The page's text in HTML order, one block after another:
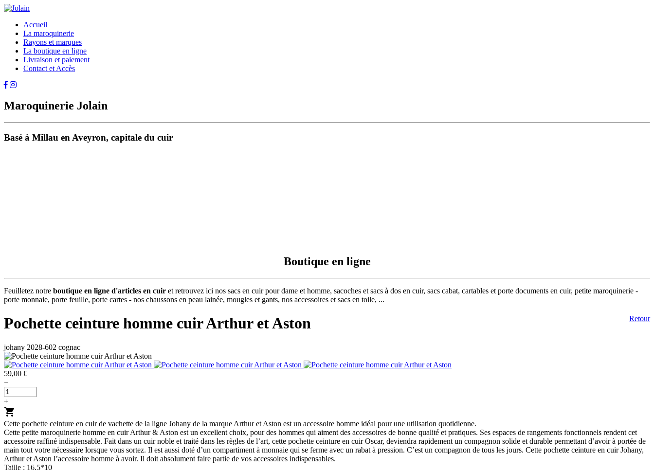
Accueil
La maroquinerie
Rayons et marques
La boutique en ligne
Livraison et paiement
Contact et Accès
Maroquinerie Jolain
Basé à Millau en Aveyron, capitale du cuir
Boutique en ligne
Feuilletez notre boutique en ligne d'articles en cuir et retrouvez ici nos sacs en cuir pour dame et homme, sacoches et sacs à dos en cuir, sacs cabat, cartables et porte documents en cuir, petite maroquinerie -
porte monnaie, porte feuille, porte cartes - nos chaussons en peau lainée, mougles et gants, nos accessoires et sacs en toile, ...
Retour
Pochette ceinture homme cuir Arthur et Aston
johany 2028-602 cognac
59,00 €
−
+
shopping_cart
Cette pochette ceinture en cuir de vachette de la ligne Johany de la marque Arthur et Aston est un accessoire homme idéal pour une utilisation quotidienne.
Cette petite maroquinerie homme en cuir Arthur & Aston est un excellent choix, pour des hommes qui aiment des accessoires de bonne qualité et pratiques. Ses espaces de rangements fonctionnels rendent cet
accessoire raffiné indispensable. Fait dans un cuir noble et traité dans les règles de l’art, cette pochette ceinture en cuir Oscar, deviendra rapidement un compagnon solide et durable permettant d’avoir à portée de
main tout votre nécessaire lorsque vous sortez. Il est aussi doté d’un compartiment à monnaie qui se ferme avec un rabat à pression. C’est un compagnon de tous les jours. Cette pochette ceinture en cuir Johany,
Arthur et Aston l’accessoire homme à avoir. Il doit absolument faire partie de vos accessoires indispensables.
Taille : 16.5*10